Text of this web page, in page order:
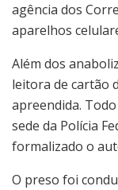
agência dos
aparelhos
Além dos
leitora de cartão
apreendida.
sede da Polícia
formalizado o
O preso foi